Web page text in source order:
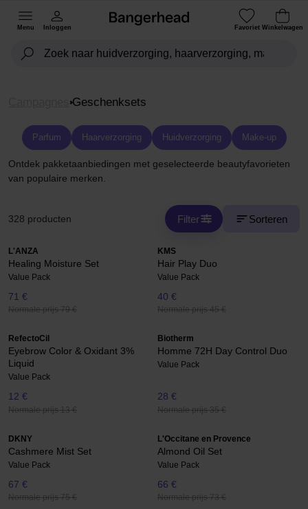
Menu Inloggen Favoriet Winkelwagen
Geschenksets
Parfum Haarverzorging Huidverzorging Make-up
Ontdek pakketaanbiedingen met geselecteerde beautyfavorieten
van populaire merken.
328 producten Filter Sorteren
L'ANZA
Healing Moisture Set
Value Pack
71 €
Normale prijs 79 €
KMS
Hair Play Duo
Value Pack
40 €
Normale prijs 45 €
RefectoCil
Eyebrow Color & Oxidant 3%
Liquid
Value Pack
12 €
Normale prijs 13 €
Biotherm
Homme 72H Day Control Duo
Value Pack
28 €
Normale prijs 35 €
DKNY
Cashmere Mist Set
Value Pack
67 €
Normale prijs 75 €
L'Occitane en Provence
Almond Oil Set
Value Pack
66 €
Normale prijs 73 €